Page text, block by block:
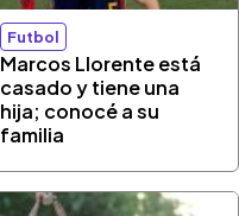
Futbol
Marcos Llorente está
casado y tiene una
hija; conocé a su
familia